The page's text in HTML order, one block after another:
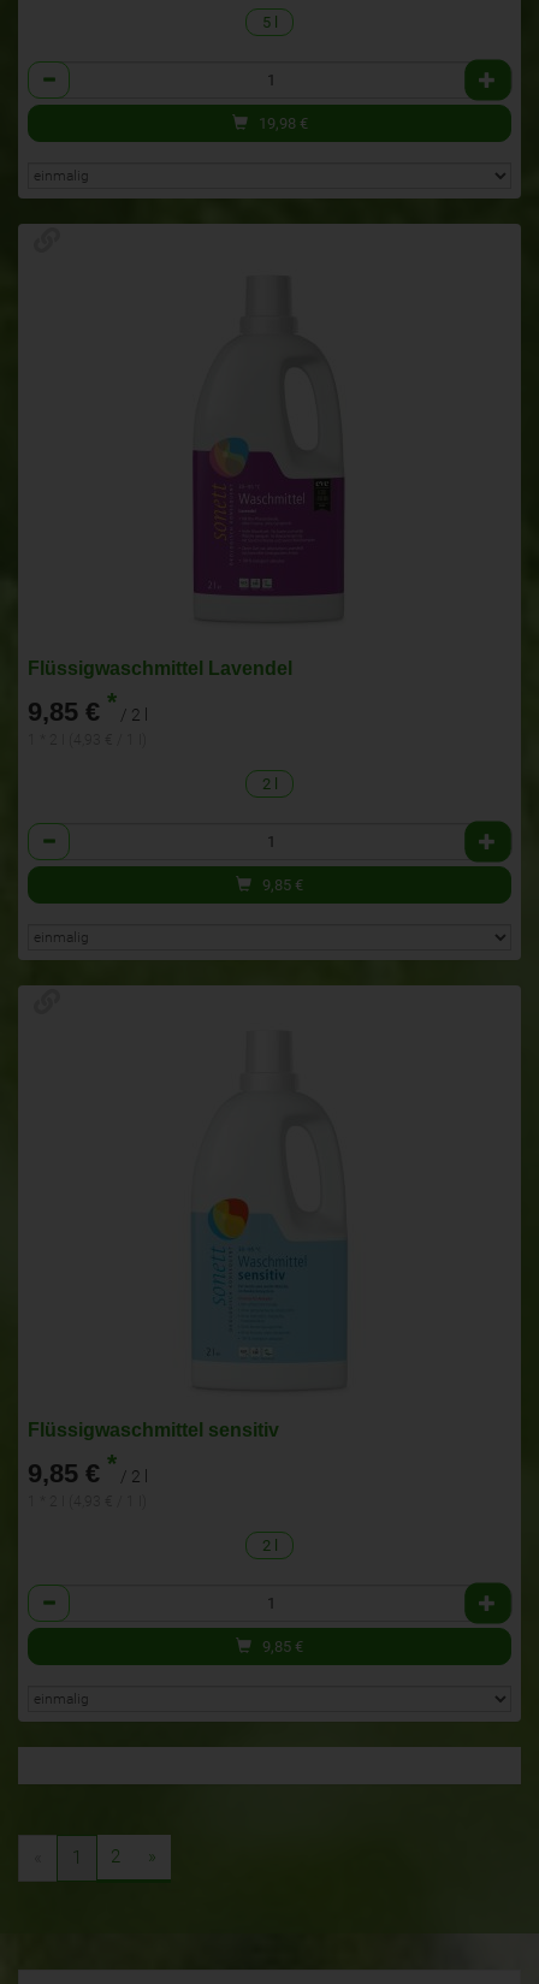
5 l
Anzahl
19,98 €
Flüssigwaschmittel Lavendel
9,85 € * / 2 l
2 l
Anzahl
9,85 €
Flüssigwaschmittel sensitiv
9,85 € * / 2 l
2 l
Anzahl
9,85 €
1 2 »